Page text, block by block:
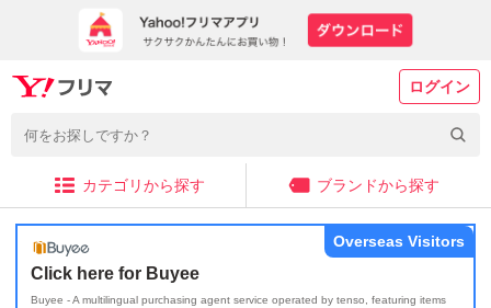
ログイン
カテゴリから探す ブランドから探す
Click here for Buyee
Buyee - A multilingual purchasing agent service operated by tenso, featuring items
Overseas Visitors